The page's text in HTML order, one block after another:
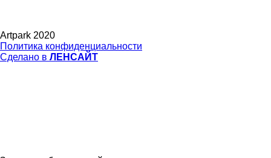
Artpark 2020
Политика конфиденциальности
Сделано в ЛЕНСАЙТ